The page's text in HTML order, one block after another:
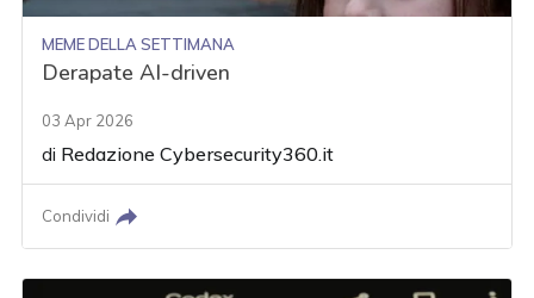
MEME DELLA SETTIMANA
Derapate AI-driven
03 Apr 2026
di Redazione Cybersecurity360.it
Condividi